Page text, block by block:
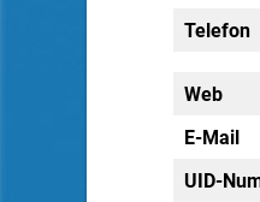
Telefon
Web
E-Mail
UID-